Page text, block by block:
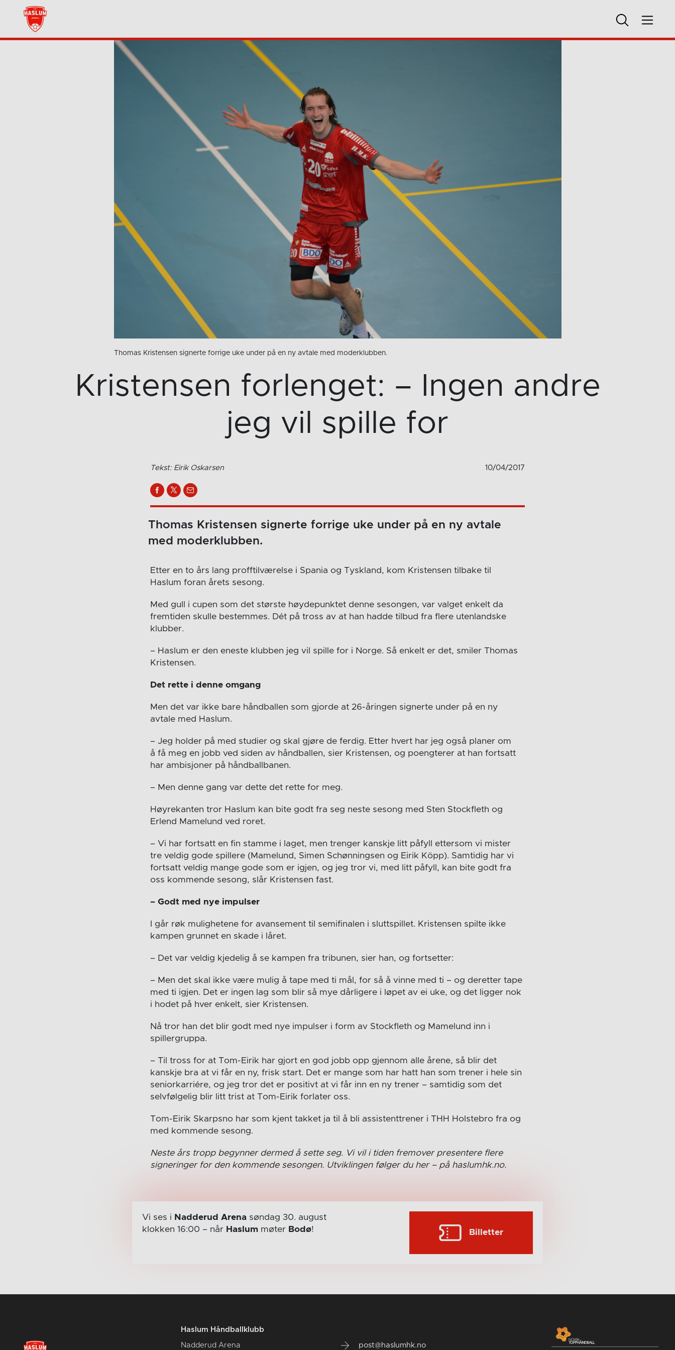
Thomas Kristensen signerte forrige uke under på en ny avtale med moderklubben.
Kristensen forlenget: – Ingen andre
jeg vil spille for
Tekst: Eirik Oskarsen 10/04/2017
Thomas Kristensen signerte forrige uke under på en ny avtale
med moderklubben.
Etter en to års lang profftilværelse i Spania og Tyskland, kom Kristensen tilbake til
Haslum foran årets sesong.
Med gull i cupen som det største høydepunktet denne sesongen, var valget enkelt da
fremtiden skulle bestemmes. Dét på tross av at han hadde tilbud fra flere utenlandske
klubber.
– Haslum er den eneste klubben jeg vil spille for i Norge. Så enkelt er det, smiler Thomas
Kristensen.
Det rette i denne omgang
Men det var ikke bare håndballen som gjorde at 26-åringen signerte under på en ny
avtale med Haslum.
– Jeg holder på med studier og skal gjøre de ferdig. Etter hvert har jeg også planer om
å få meg en jobb ved siden av håndballen, sier Kristensen, og poengterer at han fortsatt
har ambisjoner på håndballbanen.
– Men denne gang var dette det rette for meg.
Høyrekanten tror Haslum kan bite godt fra seg neste sesong med Sten Stockfleth og
Erlend Mamelund ved roret.
– Vi har fortsatt en fin stamme i laget, men trenger kanskje litt påfyll ettersom vi mister
tre veldig gode spillere (Mamelund, Simen Schønningsen og Eirik Köpp). Samtidig har vi
fortsatt veldig mange gode som er igjen, og jeg tror vi, med litt påfyll, kan bite godt fra
oss kommende sesong, slår Kristensen fast.
– Godt med nye impulser
I går røk mulighetene for avansement til semifinalen i sluttspillet. Kristensen spilte ikke
kampen grunnet en skade i låret.
– Det var veldig kjedelig å se kampen fra tribunen, sier han, og fortsetter:
– Men det skal ikke være mulig å tape med ti mål, for så å vinne med ti – og deretter tape
med ti igjen. Det er ingen lag som blir så mye dårligere i løpet av ei uke, og det ligger nok
i hodet på hver enkelt, sier Kristensen.
Nå tror han det blir godt med nye impulser i form av Stockfleth og Mamelund inn i
spillergruppa.
– Til tross for at Tom-Eirik har gjort en god jobb opp gjennom alle årene, så blir det
kanskje bra at vi får en ny, frisk start. Det er mange som har hatt han som trener i hele sin
seniorkarriére, og jeg tror det er positivt at vi får inn en ny trener – samtidig som det
selvfølgelig blir litt trist at Tom-Eirik forlater oss.
Tom-Eirik Skarpsno har som kjent takket ja til å bli assistenttrener i THH Holstebro fra og
med kommende sesong.
Neste års tropp begynner dermed å sette seg. Vi vil i tiden fremover presentere flere
signeringer for den kommende sesongen. Utviklingen følger du her – på haslumhk.no.
Vi ses i Nadderud Arenasøndag 30. august
klokken 16:00 – når Haslummøter Bodø! Billetter
Haslum Håndballklubb
Nadderud Arena post@haslumhk.no